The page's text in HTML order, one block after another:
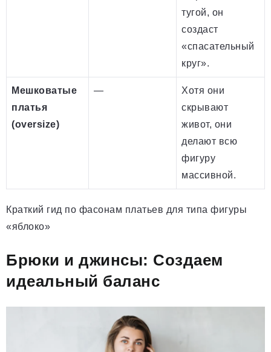
тугой, он
создаст
«спасательный
круг».
Мешковатые
платья
(oversize)
—
Хотя они
скрывают
живот, они
делают всю
фигуру
массивной.
Краткий гид по фасонам платьев для типа фигуры
«яблоко»
Брюки и джинсы: Создаем
идеальный баланс